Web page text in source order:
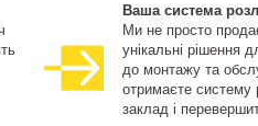
Ваша система
Ми не просто
унікальні рішення
до монтажу та
отримаєте систему
заклад і